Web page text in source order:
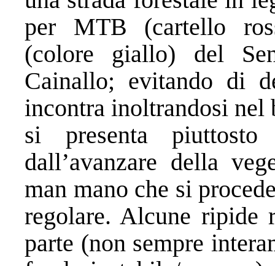
per MTB (cartello
(colore giallo) del
Cainallo; evitando di
incontra inoltrandosi nel
si presenta
dall’avanzare della
man mano che si
regolare. Alcune ripide
parte (non sempre